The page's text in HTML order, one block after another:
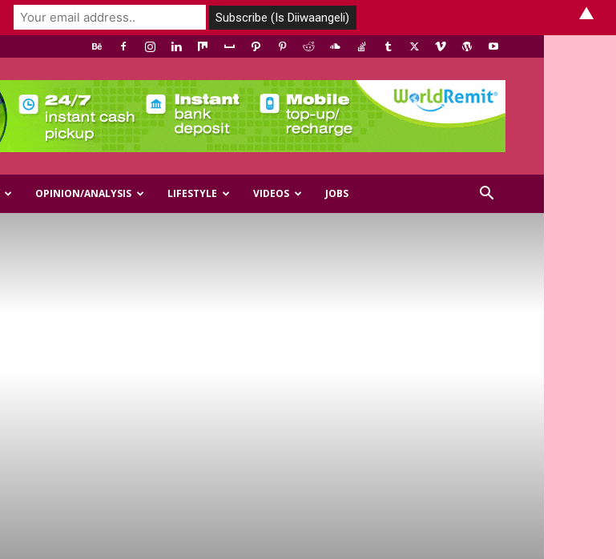
OPINION/ANALYSIS LIFESTYLE VIDEOS JOBS
▲